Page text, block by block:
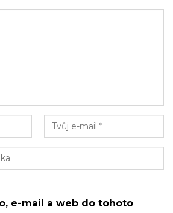
e-mail a web do tohoto